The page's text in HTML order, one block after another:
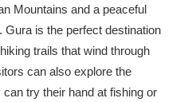
Mountains and a peaceful
is the perfect destination
trails that wind through
can also explore the
try their hand at fishing or